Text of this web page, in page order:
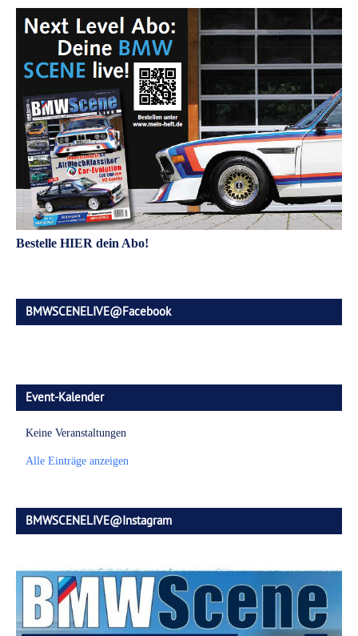
Bestelle HIER dein Abo!
BMWSCENELIVE@Facebook
Event-Kalender
Keine Veranstaltungen
Alle Einträge anzeigen
BMWSCENELIVE@Instagram